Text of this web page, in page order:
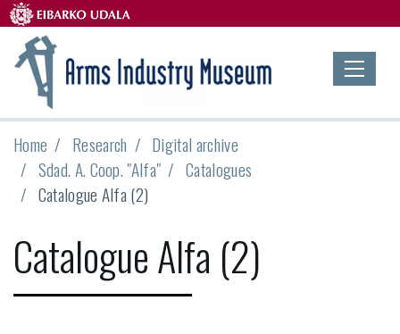
Home Research
Digital archive
Sdad. A. Coop. "Alfa"
Catalogues
Catalogue Alfa (2)
Catalogue Alfa (2)